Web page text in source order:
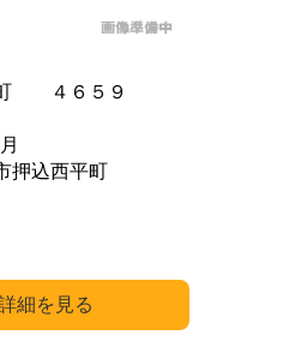
町 ４６５９
押込西平町